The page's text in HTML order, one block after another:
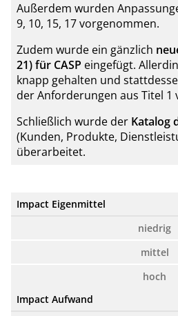
Außerdem wurden
9, 10, 15, 17 vorgenommen.
Zudem wurde ein gänzlich
21) für CASP eingefügt.
knapp gehalten und
der Anforderungen aus Titel 1
Schließlich wurde der Katalog
(Kunden, Produkte,
überarbeitet.
Impact Eigenmittel
niedrig
mittel
hoch
Impact Aufwand